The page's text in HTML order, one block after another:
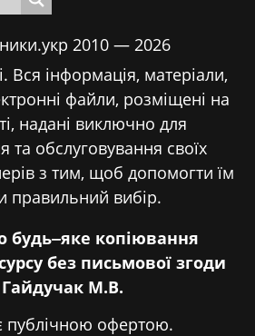
2010 — 2026
Вся інформація, матеріали,
файли, розміщені на
надані виключно для
та обслуговування своїх
з тим, щоб допомогти їм
правильний вибір.
будь‒яке копіювання
без письмової згоди
М.В.
публічною офертою.